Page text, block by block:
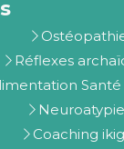
Réflexes
Coaching